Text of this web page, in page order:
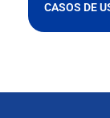
CASOS DE